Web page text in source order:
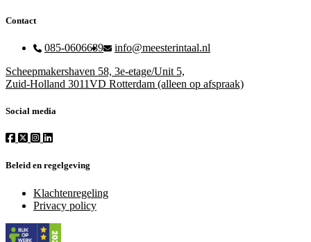
Contact
085-0606689
info@meesterintaal.nl
Scheepmakershaven 58, 3e-etage/Unit 5,
Zuid-Holland 3011VD Rotterdam (alleen op afspraak)
Social media
Beleid en regelgeving
Klachtenregeling
Privacy policy